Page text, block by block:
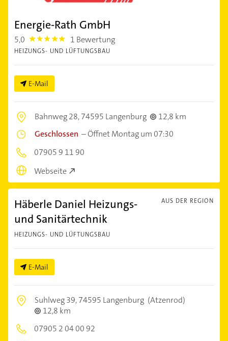
Energie-Rath GmbH
5,0 5.0 1 Bewertung
HEIZUNGS- UND LÜFTUNGSBAU
E-Mail
Bahnweg 28,74595 Langenburg
12,8 km
Geschlossen –Öffnet Montag um 07:30
07905 9 11 90
Webseite
AUS DER REGION
Häberle Daniel Heizungs-
und Sanitärtechnik
HEIZUNGS- UND LÜFTUNGSBAU
E-Mail
Suhlweg 39,74595 Langenburg (Atzenrod)
12,8 km
07905 2 04 00 92